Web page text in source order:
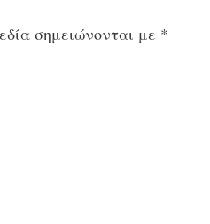
σημειώνονται με *